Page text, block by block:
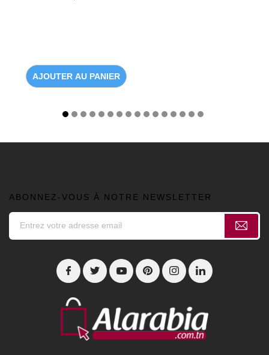
AJOUTER AU PANIER
ABONNEZ-VOUS À NOTRE NEWSLETTER